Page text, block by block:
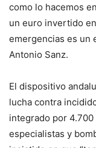
como lo hacemos
un euro invertido
emergencias es un
Antonio Sanz.
El dispositivo
lucha contra
integrado por
especialistas y